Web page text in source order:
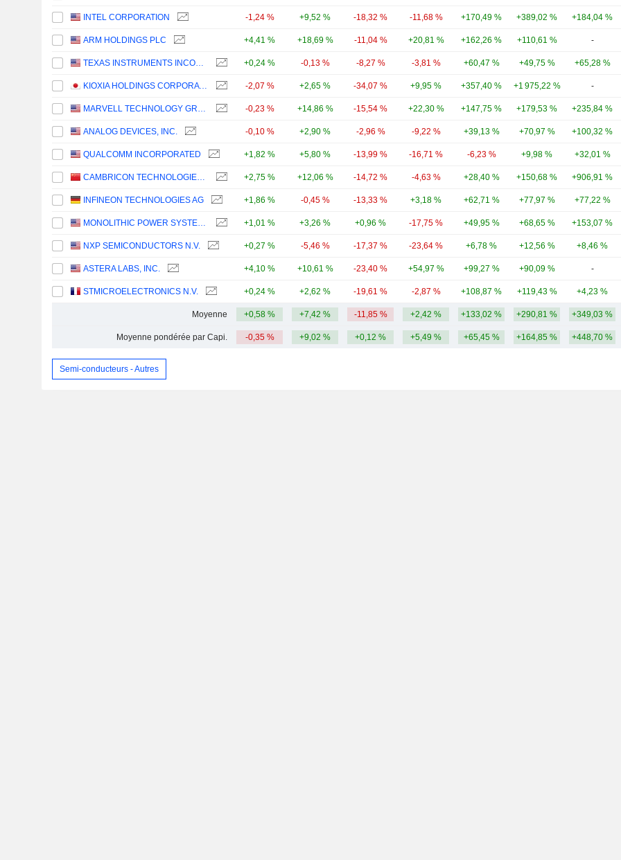
INTEL CORPORATION -1,24 % +9,52 % -18,32 % -11,68 % +170,49 % +389,02 % +184,04 %
ARM HOLDINGS PLC +4,41 % +18,69 % -11,04 % +20,81 % +162,26 % +110,61 % -
TEXAS INSTRUMENTS INCORPORATED +0,24 % -0,13 % -8,27 % -3,81 % +60,47 % +49,75 % +65,28 %
KIOXIA HOLDINGS CORPORATION -2,07 % +2,65 % -34,07 % +9,95 % +357,40 % +1 975,22 % -
MARVELL TECHNOLOGY GROUP LTD -0,23 % +14,86 % -15,54 % +22,30 % +147,75 % +179,53 % +235,84 %
ANALOG DEVICES, INC. -0,10 % +2,90 % -2,96 % -9,22 % +39,13 % +70,97 % +100,32 %
QUALCOMM INCORPORATED +1,82 % +5,80 % -13,99 % -16,71 % -6,23 % +9,98 % +32,01 %
CAMBRICON TECHNOLOGIES CORPORATION LIMITED +2,75 % +12,06 % -14,72 % -4,63 % +28,40 % +150,68 % +906,91 %
INFINEON TECHNOLOGIES AG +1,86 % -0,45 % -13,33 % +3,18 % +62,71 % +77,97 % +77,22 %
MONOLITHIC POWER SYSTEMS, INC. +1,01 % +3,26 % +0,96 % -17,75 % +49,95 % +68,65 % +153,07 %
NXP SEMICONDUCTORS N.V. +0,27 % -5,46 % -17,37 % -23,64 % +6,78 % +12,56 % +8,46 %
ASTERA LABS, INC. +4,10 % +10,61 % -23,40 % +54,97 % +99,27 % +90,09 % -
STMICROELECTRONICS N.V. +0,24 % +2,62 % -19,61 % -2,87 % +108,87 % +119,43 % +4,23 %
Moyenne +0,58 % +7,42 % -11,85 % +2,42 % +133,02 % +290,81 % +349,03 %
Moyenne pondérée par Capi. -0,35 % +9,02 % +0,12 % +5,49 % +65,45 % +164,85 % +448,70 %
Semi-conducteurs - Autres